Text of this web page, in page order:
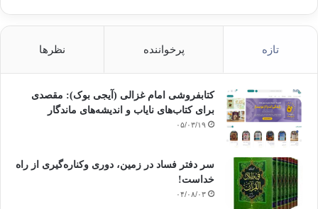
تازه پرخواننده نظرها
کتابفروشی امام غزالی (آیجی بوک): مقصدی
برای کتاب‌های نایاب و اندیشه‌های ماندگار
۰۵/۰۳/۱۹
سر دفتر فساد در زمین‌، دوری وکناره‌گیری از راه
خداست‌!
۰۴/۰۸/۰۳